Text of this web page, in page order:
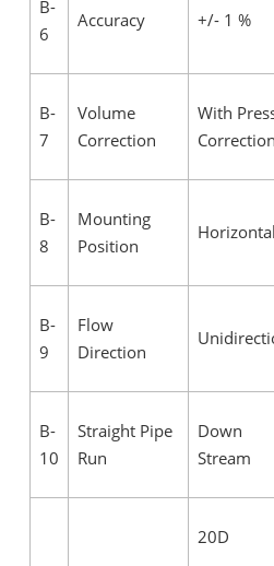
B-
6
Accuracy +/- 1 %
B-
7
Volume
Correction
With
Correction
B-
8
Mounting
Position
Horizontal
B-
9
Flow
Direction
B-
10
Straight Pipe
Run
Down
Stream
20D